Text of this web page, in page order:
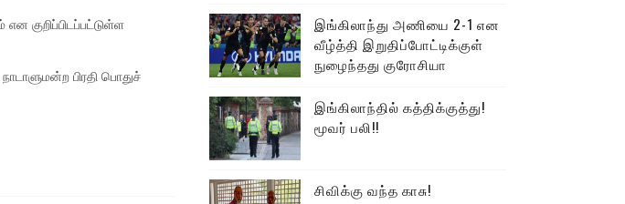
குறிப்பிடப்பட்டுள்ள
பிரதி பொதுச்
இங்கிலாந்து அணியை 2-1 என
வீழ்த்தி இறுதிப்போட்டிக்குள்
நுழைந்தது குரோசியா
இங்கிலாந்தில் கத்திக்குத்து!
மூவர் பலி!!
சிவிக்கு வந்த காசு!